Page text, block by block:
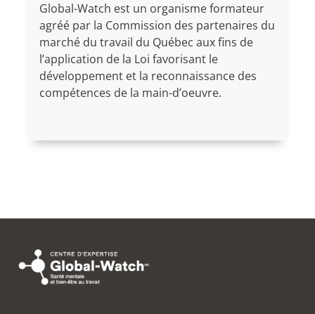
Global-Watch est un organisme formateur
agréé par la Commission des partenaires du
marché du travail du Québec aux fins de
l’application de la Loi favorisant le
développement et la reconnaissance des
compétences de la main-d’oeuvre.